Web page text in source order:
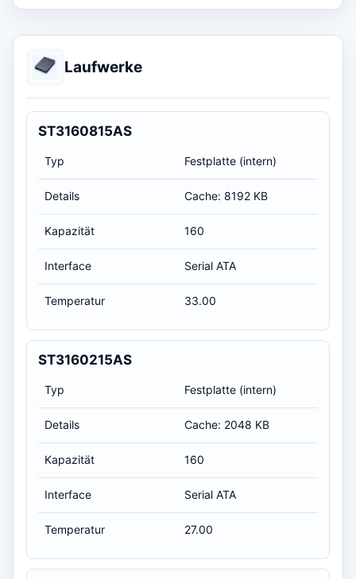
Laufwerke
ST3160815AS
Typ Festplatte (intern)
Details Cache: 8192 KB
Kapazität 160
Interface Serial ATA
Temperatur 33.00
ST3160215AS
Typ Festplatte (intern)
Details Cache: 2048 KB
Kapazität 160
Interface Serial ATA
Temperatur 27.00